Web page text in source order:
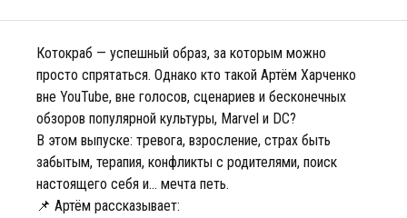
Котокраб — успешный образ, за которым можно
просто спрятаться. Однако кто такой Артём Харченко
вне YouTube, вне голосов, сценариев и бесконечных
обзоров популярной культуры, Marvel и DC?
В этом выпуске: тревога, взросление, страх быть
забытым, терапия, конфликты с родителями, поиск
настоящего себя и… мечта петь.
📌 Артём рассказывает: